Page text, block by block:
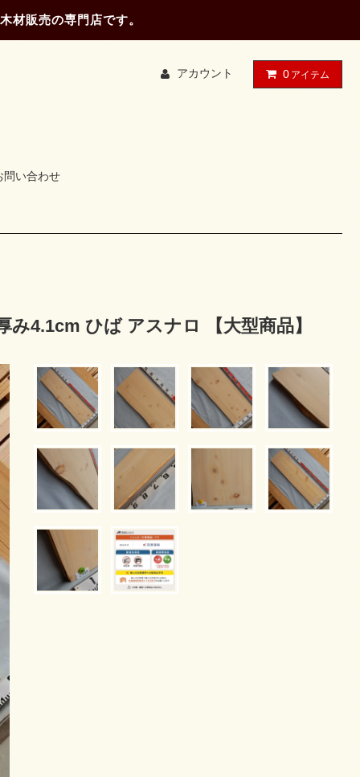
材販売の専門店です。
アカウント 0 アイテム
問い合わせ
4.1cm ひば アスナロ 【大型商品】